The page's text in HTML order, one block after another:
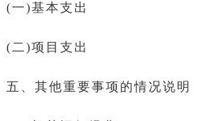
(一)基本支出
(二)项目支出
五、其他重要事项的情况说明